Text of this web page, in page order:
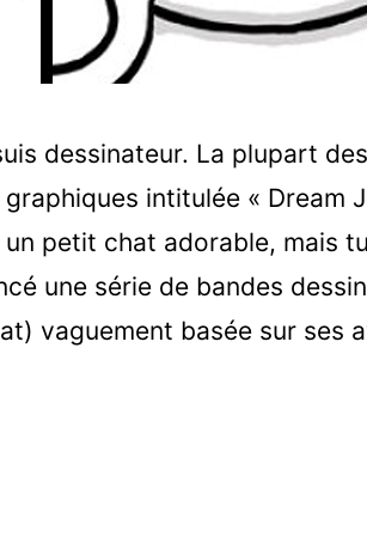
dessinateur. La plupart
intitulée « Dream
petit chat adorable, mais
une série de bandes
vaguement basée sur ses